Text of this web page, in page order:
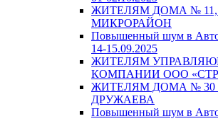
ЖИТЕЛЯМ ДОМА № 11,
МИКРОРАЙОН
Повышенный шум в
14-15.09.2025
ЖИТЕЛЯМ
КОМПАНИИ ООО
ЖИТЕЛЯМ ДОМА № 30
ДРУЖАЕВА
Повышенный шум в